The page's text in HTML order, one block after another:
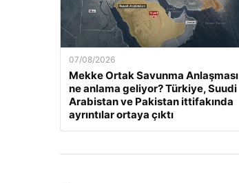
07/08/2026
Mekke Ortak Savunma Anlaşması
ne anlama geliyor? Türkiye, Suudi
Arabistan ve Pakistan ittifakında
ayrıntılar ortaya çıktı